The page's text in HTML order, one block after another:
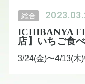
総合
ICHIBANYA
店】いちご食
3/24(金)〜4/13(木